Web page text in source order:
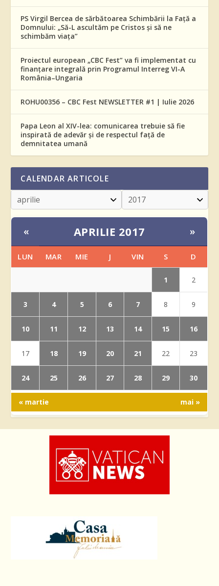
PS Virgil Bercea de sărbătoarea Schimbării la Față a
Domnului: „Să-L ascultăm pe Cristos și să ne
schimbăm viața”
Proiectul european „CBC Fest” va fi implementat cu
finanțare integrală prin Programul Interreg VI-A
România–Ungaria
ROHU00356 – CBC Fest NEWSLETTER #1 | Iulie 2026
Papa Leon al XIV-lea: comunicarea trebuie să fie
inspirată de adevăr și de respectul față de
demnitatea umană
CALENDAR ARTICOLE
« APRILIE 2017 »
LUN MAR MIE J VIN S D
1 2
3 4 5 6 7 8 9
10 11 12 13 14 15 16
17 18 19 20 21 22 23
24 25 26 27 28 29 30
« martie mai »